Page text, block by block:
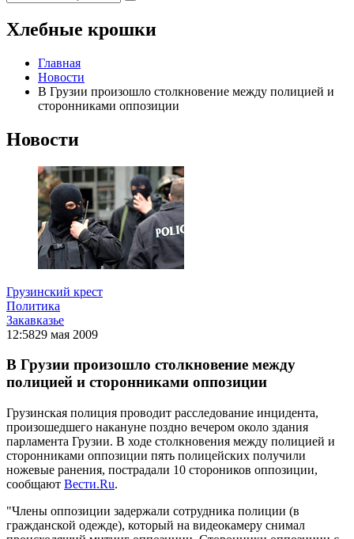
Хлебные крошки
Главная
Новости
В Грузии произошло столкновение между полицией и
сторонниками оппозиции
Новости
Грузинский крест
Политика
Закавказье
12:5829 мая 2009
В Грузии произошло столкновение между
полицией и сторонниками оппозиции
Грузинская полиция проводит расследование инцидента,
произошедшего накануне поздно вечером около здания
парламента Грузии. В ходе столкновения между полицией и
сторонниками оппозиции пять полицейских получили
ножевые ранения, пострадали 10 стороников оппозиции,
сообщают Вести.Ru.
"Члены оппозиции задержали сотрудника полиции (в
гражданской одежде), который на видеокамеру снимал